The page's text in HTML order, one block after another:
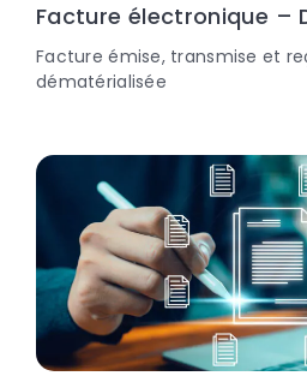
Facture électronique –
Facture émise, transmise et
dématérialisée